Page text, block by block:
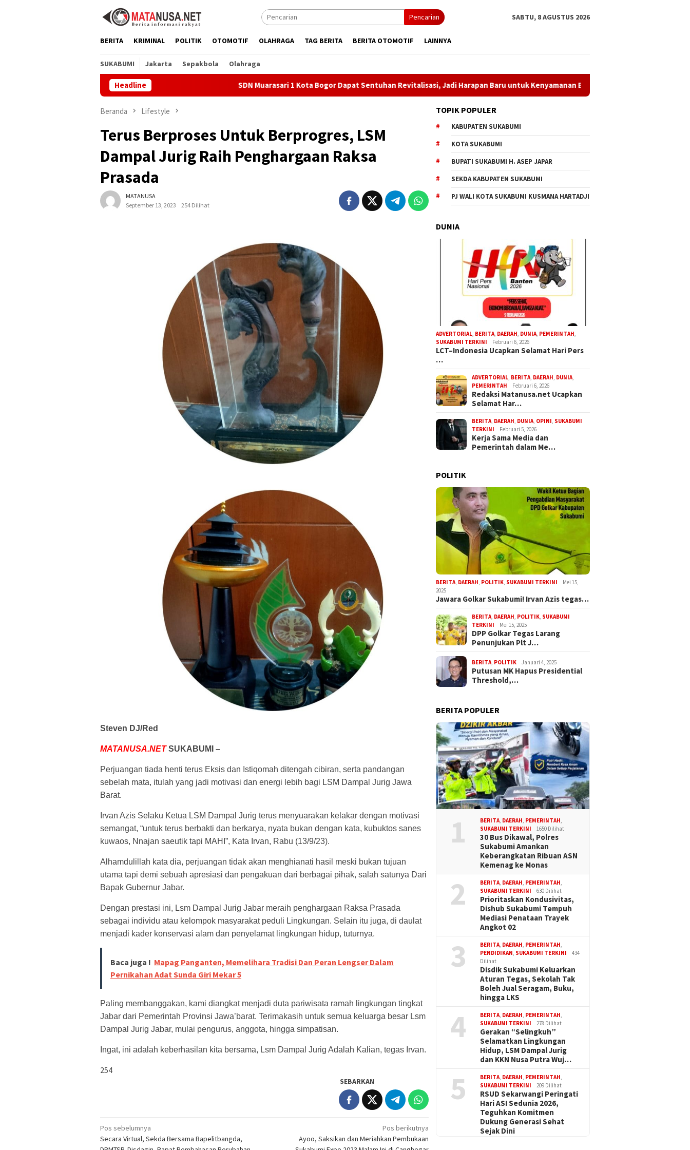
Pencarian SABTU, 8 AGUSTUS 2026
BERITA KRIMINAL POLITIK OTOMOTIF OLAHRAGA TAG BERITA BERITA OTOMOTIF LAINNYA
SUKABUMI Jakarta Sepakbola Olahraga
Headline SDN Muarasari 1 Kota Bogor Dapat Sentuhan Revitalisasi, Jadi Harapan Baru untuk Kenyamanan Belajar
Beranda Lifestyle
Terus Berproses Untuk Berprogres, LSM
Dampal Jurig Raih Penghargaan Raksa
Prasada
MATANUSA
September 13, 2023
254 Dilihat
Steven DJ/Red
MATANUSA.NETSUKABUMI –
Perjuangan tiada henti terus Eksis dan Istiqomah ditengah cibiran, serta pandangan
sebelah mata, itulah yang jadi motivasi dan energi lebih bagi LSM Dampal Jurig Jawa
Barat.
Irvan Azis Selaku Ketua LSM Dampal Jurig terus menyuarakan kelakar dengan motivasi
semangat, “untuk terus berbakti dan berkarya, nyata bukan dengan kata, kubuktos sanes
kuwaos, Nnajan saeutik tapi MAHI”, Kata Irvan, Rabu (13/9/23).
Alhamdulillah kata dia, perjuangan tidak akan menghianati hasil meski bukan tujuan
utama tapi demi sebuah apresiasi dan pengakuan dari berbagai pihak, salah satunya Dari
Bapak Gubernur Jabar.
Dengan prestasi ini, Lsm Dampal Jurig Jabar meraih penghargaan Raksa Prasada
sebagai individu atau kelompok masyarakat peduli Lingkungan. Selain itu juga, di daulat
menjadi kader konservasi alam dan penyelamat lingkungan hidup, tuturnya.
Baca juga ! Mapag Panganten, Memelihara Tradisi Dan Peran Lengser Dalam
Pernikahan Adat Sunda Giri Mekar 5
Paling membanggakan, kami diangkat menjadi duta pariwisata ramah lingkungan tingkat
Jabar dari Pemerintah Provinsi Jawa’barat. Terimakasih untuk semua keluarga besar Lsm
Dampal Jurig Jabar, mulai pengurus, anggota, hingga simpatisan.
Ingat, ini adalah keberhasilan kita bersama, Lsm Dampal Jurig Adalah Kalian, tegas Irvan.
254
SEBARKAN
Navigasi
pos
Pos sebelumnya
Secara Virtual, Sekda Bersama Bapelitbangda,
Pos berikutnya
Ayoo, Saksikan dan Meriahkan Pembukaan
TOPIK POPULER
KABUPATEN SUKABUMI
KOTA SUKABUMI
BUPATI SUKABUMI H. ASEP JAPAR
SEKDA KABUPATEN SUKABUMI
PJ WALI KOTA SUKABUMI KUSMANA HARTADJI
DUNIA
ADVERTORIAL BERITA DAERAH DUNIA PEMERINTAH
SUKABUMI TERKINI
Februari 6, 2026
LCT–Indonesia Ucapkan Selamat Hari Pers
…
ADVERTORIAL BERITA DAERAH DUNIA
PEMERINTAH
Februari 6, 2026
Redaksi Matanusa.net Ucapkan
Selamat Har…
BERITA DAERAH DUNIA OPINI SUKABUMI
TERKINI
Februari 5, 2026
Kerja Sama Media dan
Pemerintah dalam Me…
POLITIK
BERITA DAERAH POLITIK SUKABUMI TERKINI
Mei 15,
2025
Jawara Golkar Sukabumi! Irvan Azis tegas…
BERITA DAERAH POLITIK SUKABUMI
TERKINI
Mei 15, 2025
DPP Golkar Tegas Larang
Penunjukan Plt J…
BERITA POLITIK Januari 4, 2025
Putusan MK Hapus Presidential
Threshold,…
BERITA POPULER
1 BERITA, DAERAH, PEMERINTAH,
SUKABUMI TERKINI
1650 Dilihat
30 Bus Dikawal, Polres
Sukabumi Amankan
Keberangkatan Ribuan ASN
Kemenag ke Monas
2 BERITA, DAERAH, PEMERINTAH,
SUKABUMI TERKINI
630 Dilihat
Prioritaskan Kondusivitas,
Dishub Sukabumi Tempuh
Mediasi Penataan Trayek
Angkot 02
3 BERITA, DAERAH, PEMERINTAH,
PENDIDIKAN, SUKABUMI TERKINI
434
Dilihat
Disdik Sukabumi Keluarkan
Aturan Tegas, Sekolah Tak
Boleh Jual Seragam, Buku,
hingga LKS
4 BERITA, DAERAH, PEMERINTAH,
SUKABUMI TERKINI
278 Dilihat
Gerakan “Selingkuh”
Selamatkan Lingkungan
Hidup, LSM Dampal Jurig
dan KKN Nusa Putra Wuj…
5 BERITA, DAERAH, PEMERINTAH,
SUKABUMI TERKINI
209 Dilihat
RSUD Sekarwangi Peringati
Hari ASI Sedunia 2026,
Teguhkan Komitmen
Dukung Generasi Sehat
Sejak Dini